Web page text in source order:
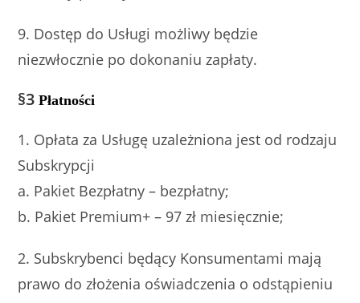
9. Dostęp do Usługi możliwy będzie
niezwłocznie po dokonaniu zapłaty.
§3Płatności
1. Opłata za Usługę uzależniona jest od rodzaju
Subskrypcji
a. Pakiet Bezpłatny – bezpłatny;
b. Pakiet Premium+ – 97 zł miesięcznie;
2. Subskrybenci będący Konsumentami mają
prawo do złożenia oświadczenia o odstąpieniu